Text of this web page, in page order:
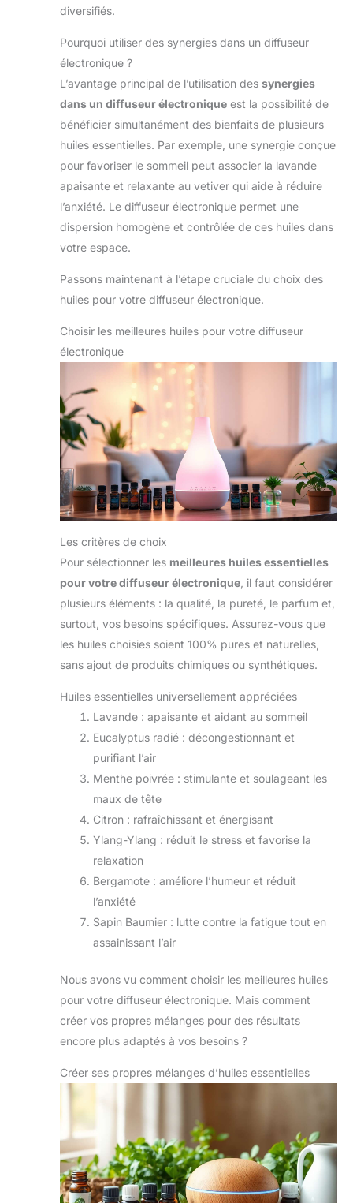
diversifiés.
Pourquoi utiliser des synergies dans un diffuseur
électronique ?
L’avantage principal de l’utilisation des synergies
dans un diffuseur électronique est la possibilité de
bénéficier simultanément des bienfaits de plusieurs
huiles essentielles. Par exemple, une synergie conçue
pour favoriser le sommeil peut associer la lavande
apaisante et relaxante au vetiver qui aide à réduire
l’anxiété. Le diffuseur électronique permet une
dispersion homogène et contrôlée de ces huiles dans
votre espace.
Passons maintenant à l’étape cruciale du choix des
huiles pour votre diffuseur électronique.
Choisir les meilleures huiles pour votre diffuseur
électronique
Les critères de choix
Pour sélectionner les meilleures huiles essentielles
pour votre diffuseur électronique , il faut considérer
plusieurs éléments : la qualité, la pureté, le parfum et,
surtout, vos besoins spécifiques. Assurez-vous que
les huiles choisies soient 100% pures et naturelles,
sans ajout de produits chimiques ou synthétiques.
Huiles essentielles universellement appréciées
Lavande : apaisante et aidant au sommeil
Eucalyptus radié : décongestionnant et
purifiant l’air
Menthe poivrée : stimulante et soulageant les
maux de tête
Citron : rafraîchissant et énergisant
Ylang-Ylang : réduit le stress et favorise la
relaxation
Bergamote : améliore l’humeur et réduit
l’anxiété
Sapin Baumier : lutte contre la fatigue tout en
assainissant l’air
Nous avons vu comment choisir les meilleures huiles
pour votre diffuseur électronique. Mais comment
créer vos propres mélanges pour des résultats
encore plus adaptés à vos besoins ?
Créer ses propres mélanges d’huiles essentielles